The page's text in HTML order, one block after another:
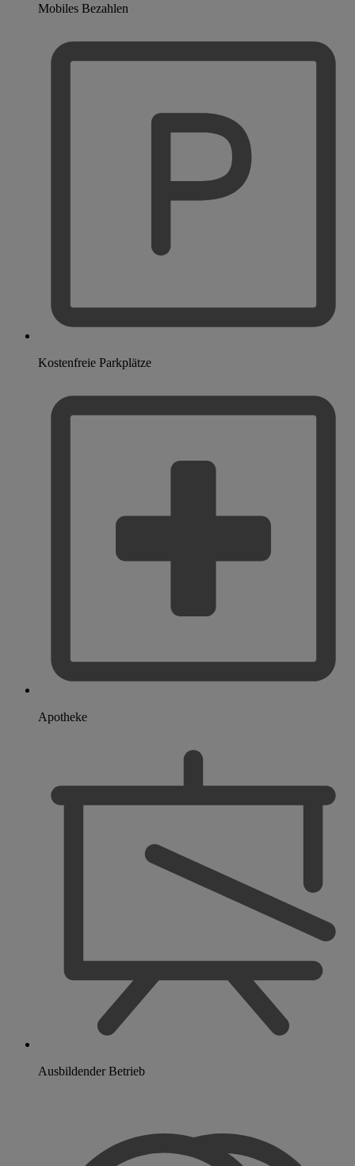
Mobiles Bezahlen
Kostenfreie Parkplätze
Apotheke
Ausbildender Betrieb